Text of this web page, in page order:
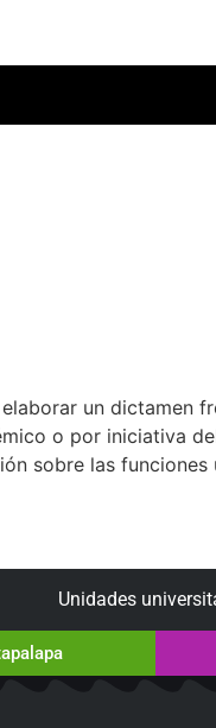
un dictamen
o por iniciativa
sobre las
Unidades